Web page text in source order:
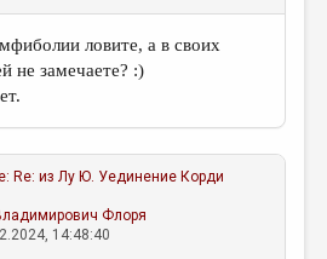
ловите, а в своих
не замечаете? :)
Re: из Лу Ю. Уединение Корди
Флоря
14:48:40